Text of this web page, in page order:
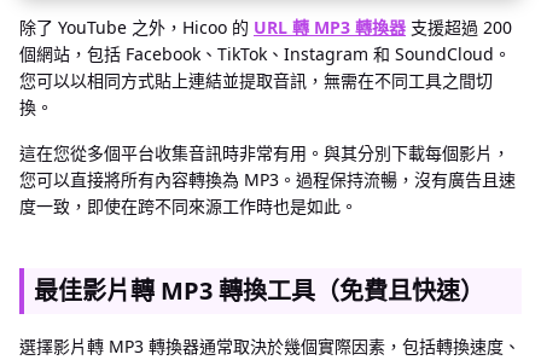
除了 YouTube 之外，Hicoo 的 URL 轉 MP3 轉換器 支援超過 200
個網站，包括 Facebook、TikTok、Instagram 和 SoundCloud。
您可以以相同方式貼上連結並提取音訊，無需在不同工具之間切
換。
這在您從多個平台收集音訊時非常有用。與其分別下載每個影片，
您可以直接將所有內容轉換為 MP3。過程保持流暢，沒有廣告且速
度一致，即使在跨不同來源工作時也是如此。
最佳影片轉 MP3 轉換工具（免費且快速）
選擇影片轉 MP3 轉換器通常取決於幾個實際因素，包括轉換速度、